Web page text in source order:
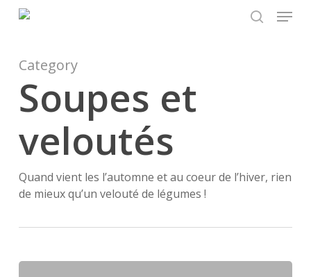
content
Menu
Category
Soupes et
veloutés
Quand vient les l’automne et au coeur de l’hiver, rien
de mieux qu’un velouté de légumes !